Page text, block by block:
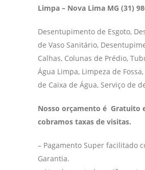
Limpa – Nova Lima MG (31)
Desentupimento de Esgoto,
de Vaso Sanitário,
Calhas, Colunas de Prédio,
Água Limpa, Limpeza de
de Caixa de Água, Serviço de
Nosso orçamento é Gratuito
cobramos taxas de visitas.
– Pagamento Super facilitado
Garantia.